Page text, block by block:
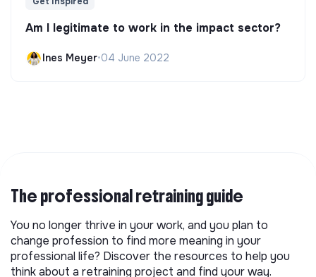
Am I legitimate to work in the impact sector?
Ines Meyer•04 June 2022
The professional retraining guide
You no longer thrive in your work, and you plan to
change profession to find more meaning in your
professional life? Discover the resources to help you
think about a retraining project and find your way.